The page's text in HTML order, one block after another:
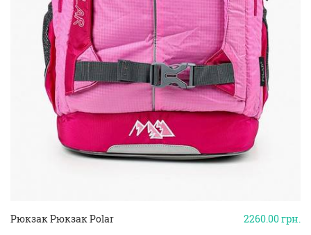
2260.00грн.
Рюкзак Рюкзак Polar